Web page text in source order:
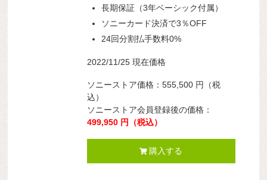
長期保証（3年ベーシック付属）
ソニーカード決済で3％OFF
24回分割払手数料0%
2022/11/25 現在価格
ソニーストア価格：555,500 円（税
込）
ソニーストア会員登録後の価格：
499,950 円（税込）
購入する